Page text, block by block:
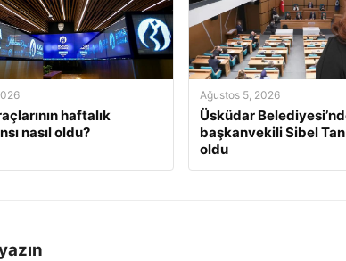
haftalık
nasıl oldu?
Ağustos 5, 2026
Üsküdar
başkanvekili Sibel
oldu